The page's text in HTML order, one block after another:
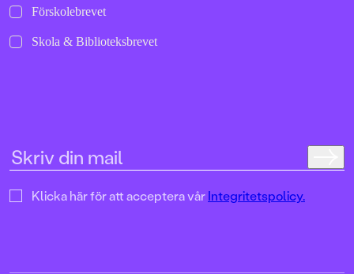
Förskolebrevet
Skola & Biblioteksbrevet
Klicka här för att acceptera vårIntegritetspolicy.